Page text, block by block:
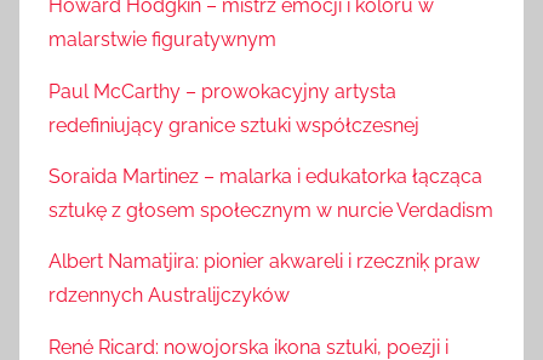
Howard Hodgkin – mistrz emocji i koloru w
malarstwie figuratywnym
Paul McCarthy – prowokacyjny artysta
redefiniujący granice sztuki współczesnej
Soraida Martinez – malarka i edukatorka łącząca
sztukę z głosem społecznym w nurcie Verdadism
Albert Namatjira: pionier akwareli i rzeczniķ praw
rdzennych Australijczyków
René Ricard: nowojorska ikona sztuki, poezji i